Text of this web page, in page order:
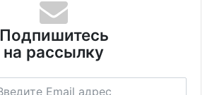
Подпишитесь
на рассылку